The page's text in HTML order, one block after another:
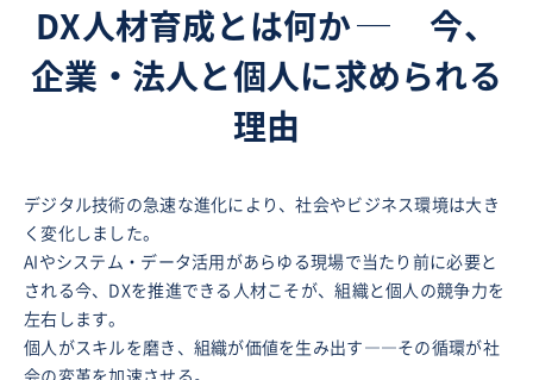
DX人材育成とは何か─
今、
企業・法人と個人に求められる
理由
デジタル技術の急速な進化により、社会やビジネス環境は大き
く変化しました。
AIやシステム・データ活用があらゆる現場で当たり前に必要と
される今、DXを推進できる人材こそが、組織と個人の競争力を
左右します。
個人がスキルを磨き、組織が価値を生み出す――その循環が社